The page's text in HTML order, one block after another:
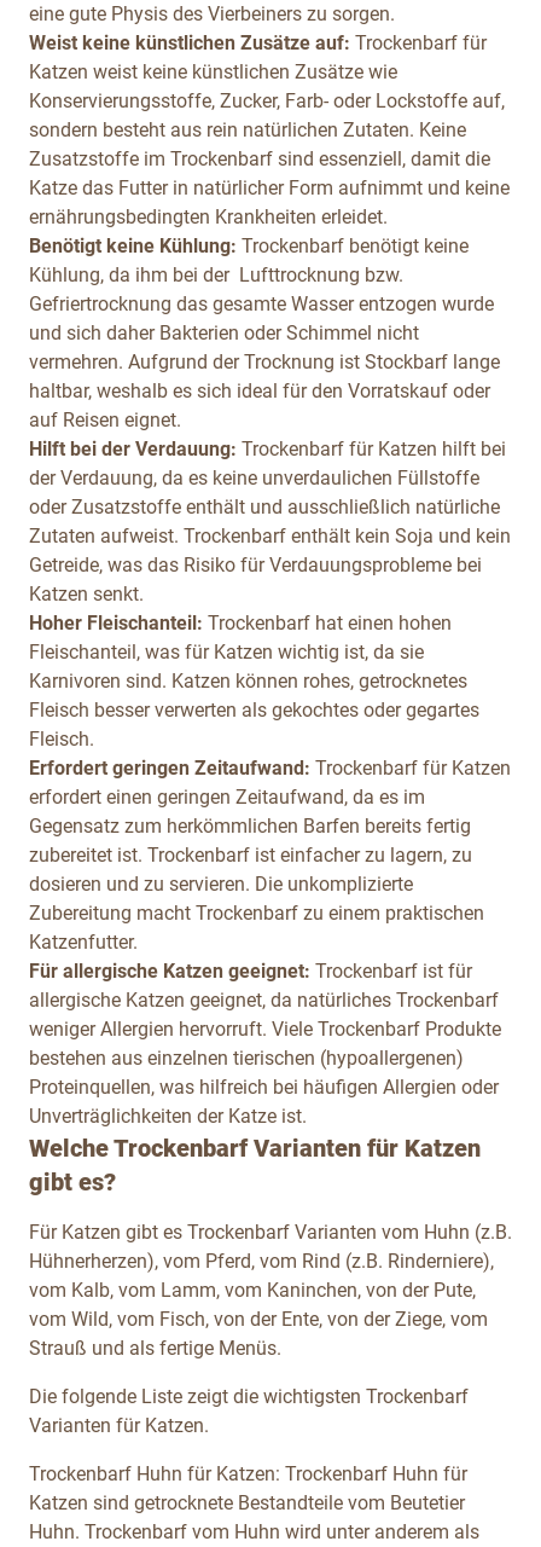
eine gute Physis des Vierbeiners zu sorgen.
Weist keine künstlichen Zusätze auf: Trockenbarf für
Katzen weist keine künstlichen Zusätze wie
Konservierungsstoffe, Zucker, Farb- oder Lockstoffe auf,
sondern besteht aus rein natürlichen Zutaten. Keine
Zusatzstoffe im Trockenbarf sind essenziell, damit die
Katze das Futter in natürlicher Form aufnimmt und keine
ernährungsbedingten Krankheiten erleidet.
Benötigt keine Kühlung: Trockenbarf benötigt keine
Kühlung, da ihm bei der Lufttrocknung bzw.
Gefriertrocknung das gesamte Wasser entzogen wurde
und sich daher Bakterien oder Schimmel nicht
vermehren. Aufgrund der Trocknung ist Stockbarf lange
haltbar, weshalb es sich ideal für den Vorratskauf oder
auf Reisen eignet.
Hilft bei der Verdauung: Trockenbarf für Katzen hilft bei
der Verdauung, da es keine unverdaulichen Füllstoffe
oder Zusatzstoffe enthält und ausschließlich natürliche
Zutaten aufweist. Trockenbarf enthält kein Soja und kein
Getreide, was das Risiko für Verdauungsprobleme bei
Katzen senkt.
Hoher Fleischanteil: Trockenbarf hat einen hohen
Fleischanteil, was für Katzen wichtig ist, da sie
Karnivoren sind. Katzen können rohes, getrocknetes
Fleisch besser verwerten als gekochtes oder gegartes
Fleisch.
Erfordert geringen Zeitaufwand: Trockenbarf für Katzen
erfordert einen geringen Zeitaufwand, da es im
Gegensatz zum herkömmlichen Barfen bereits fertig
zubereitet ist. Trockenbarf ist einfacher zu lagern, zu
dosieren und zu servieren. Die unkomplizierte
Zubereitung macht Trockenbarf zu einem praktischen
Katzenfutter.
Für allergische Katzen geeignet: Trockenbarf ist für
allergische Katzen geeignet, da natürliches Trockenbarf
weniger Allergien hervorruft. Viele Trockenbarf Produkte
bestehen aus einzelnen tierischen (hypoallergenen)
Proteinquellen, was hilfreich bei häufigen Allergien oder
Unverträglichkeiten der Katze ist.
Welche Trockenbarf Varianten für Katzen
gibt es?
Für Katzen gibt es Trockenbarf Varianten vom Huhn (z.B.
Hühnerherzen), vom Pferd, vom Rind (z.B. Rinderniere),
vom Kalb, vom Lamm, vom Kaninchen, von der Pute,
vom Wild, vom Fisch, von der Ente, von der Ziege, vom
Strauß und als fertige Menüs.
Die folgende Liste zeigt die wichtigsten Trockenbarf
Varianten für Katzen.
Trockenbarf Huhn für Katzen: Trockenbarf Huhn für
Katzen sind getrocknete Bestandteile vom Beutetier
Huhn. Trockenbarf vom Huhn wird unter anderem als